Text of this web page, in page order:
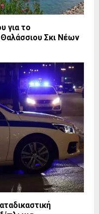
για το
Σκι Νέων